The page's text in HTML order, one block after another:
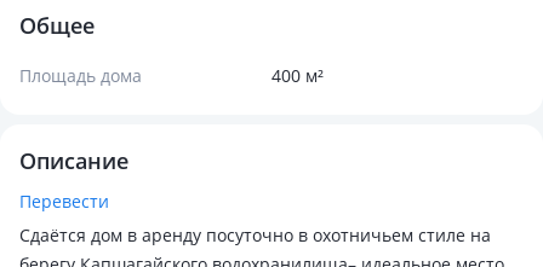
Общее
Площадь дома 400 м²
Описание
Перевести
Сдаётся дом в аренду посуточно в охотничьем стиле на